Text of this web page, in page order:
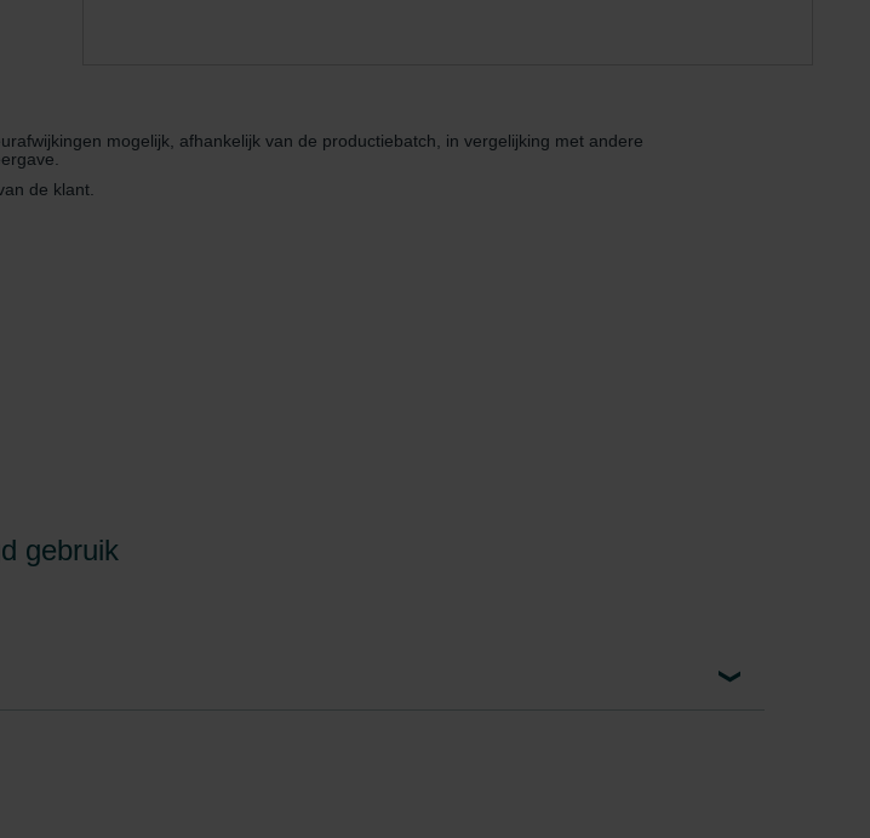
mogelijk, afhankelijk van de productiebatch, in vergelijking met andere
de klant.
gebruik